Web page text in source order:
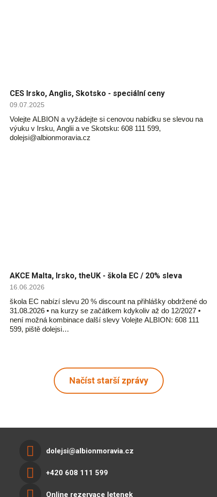
CES Irsko, Anglis, Skotsko - speciální ceny
09.07.2025
Volejte ALBION a vyžádejte si cenovou nabídku se slevou na
výuku v Irsku, Anglii a ve Skotsku: 608 111 599,
dolejsi@albionmoravia.cz
AKCE Malta, Irsko, theUK - škola EC / 20% sleva
16.06.2026
škola EC nabízí slevu 20 % discount na přihlášky obdržené do
31.08.2026 • na kurzy se začátkem kdykoliv až do 12/2027 •
není možná kombinace další slevy Volejte ALBION: 608 111
599, piště dolejsi…
Načíst starší zprávy
dolejsi@albionmoravia.cz
+420 608 111 599
Online rezervace letenek